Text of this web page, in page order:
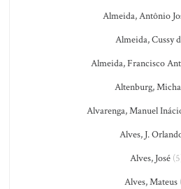
Almeida, Antônio
Almeida, Cussy
Almeida, Francisco
Altenburg,
Alvarenga, Manuel
Alves, J.
Alves, José
Alves, Mateus